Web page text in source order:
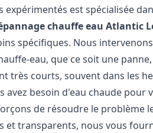
est spécialisée
chauffe eau Atlantic
spécifiques. Nous intervenons
eau, que ce soit une
très courts, souvent dans les
avez besoin d'eau chaude pour
de résoudre le problème
et transparents, nous vous